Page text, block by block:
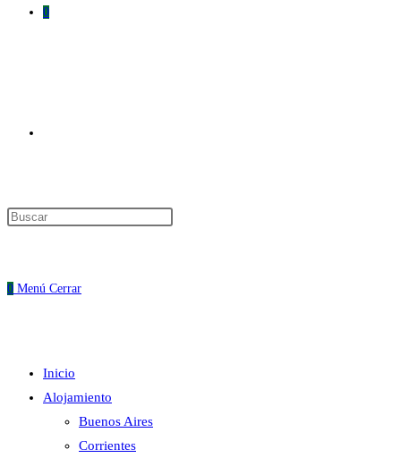
0
de
0 Menú Cerrar
Inicio
Alojamiento
Buenos Aires
Corrientes